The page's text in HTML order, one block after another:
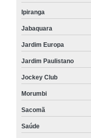
Ipiranga
Jabaquara
Jardim Europa
Jardim Paulistano
Jockey Club
Morumbi
Sacomã
Saúde